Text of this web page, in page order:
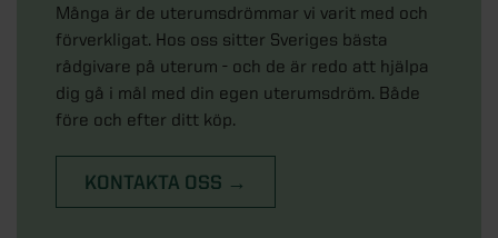
Många är de uterumsdrömmar vi varit med och
förverkligat. Hos oss sitter Sveriges bästa
rådgivare på uterum - och de är redo att hjälpa
dig gå i mål med din egen uterumsdröm. Både
före och efter ditt köp.
KONTAKTA OSS →